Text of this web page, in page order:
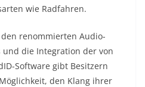
wie Radfahren.
renommierten Audio-
und die Integration der von
Software gibt Besitzern
den Klang ihrer